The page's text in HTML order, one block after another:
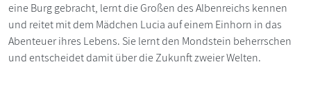
eine Burg gebracht, lernt die Großen des Albenreichs kennen
und reitet mit dem Mädchen Lucia auf ei­nem Einhorn in das
Abenteuer ihres Lebens. Sie lernt den Mond­stein beherrschen
und entscheidet damit über die Zukunft zweier Welten.